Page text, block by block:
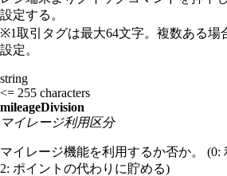
設定する。
※1取引タグは最大64文字。複数ある場
設定。
string
<= 255 characters
mileageDivision
マイレージ利用区分
マイレージ機能を利用するか否か。 (0:
2: ポイントの代わりに貯める)